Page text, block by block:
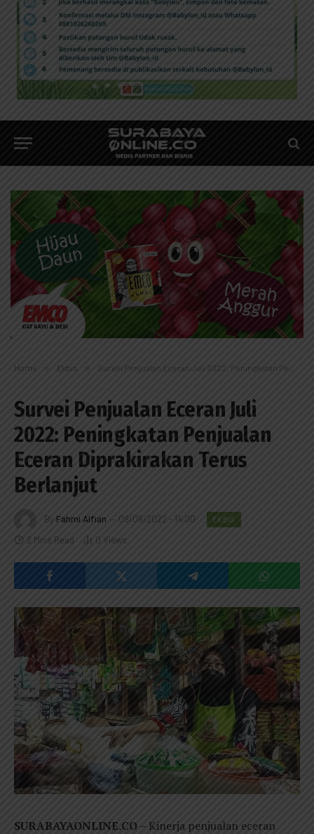
Home » Ekbis » Survei Penjualan Eceran Juli 2022: Peningkatan Penjualan Eceran Diprakirakan Terus Berlanjut
Survei Penjualan Eceran Juli
2022: Peningkatan Penjualan
Eceran Diprakirakan Terus
Berlanjut
By Fahmi Alfian 09/08/2022 - 14:00 EKBIS
2 Mins Read 0 Views
SURABAYAONLINE.CO – Kinerja penjualan eceran